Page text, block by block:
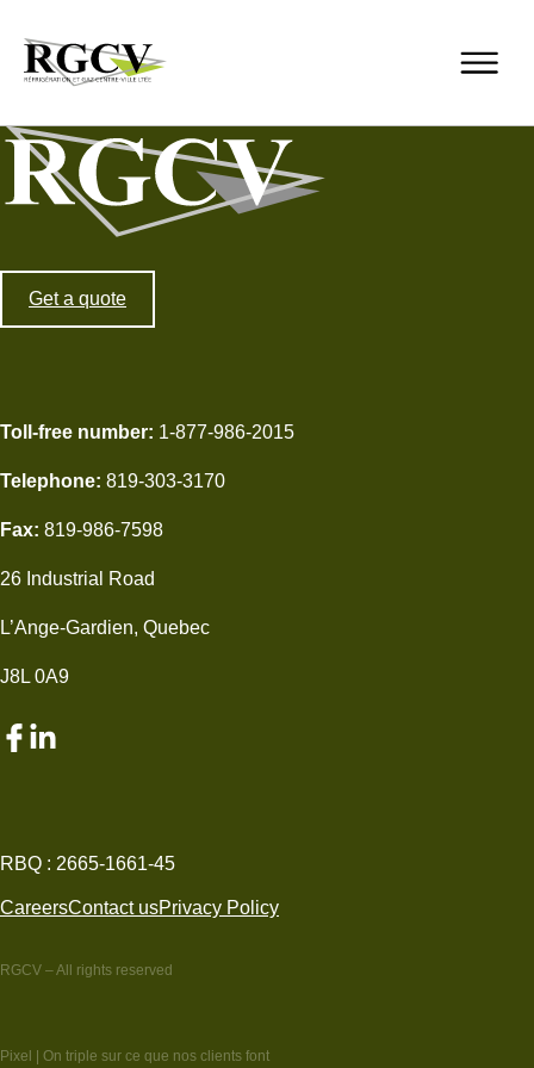
Résidentiel
Get a quote
Toll-free number: 1-877-986-2015
Telephone: 819-303-3170
Fax: 819-986-7598
26 Industrial Road
L’Ange-Gardien, Quebec
J8L 0A9
RBQ : 2665-1661-45
CareersContact usPrivacy Policy
RGCV – All rights reserved
Pixel | On triple sur ce que nos clients font